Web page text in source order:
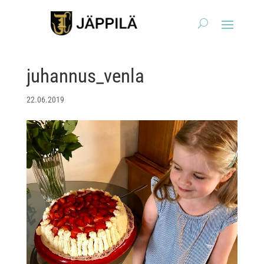
juhannus_venla
22.06.2019